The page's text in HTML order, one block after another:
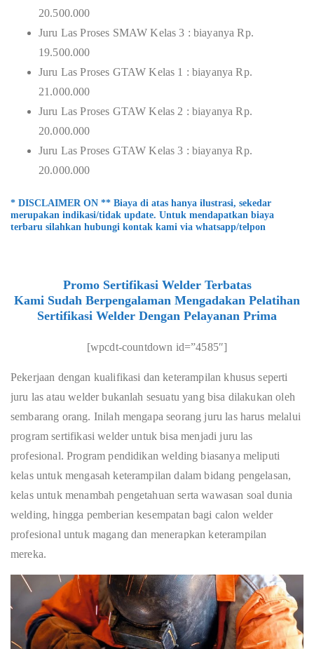
20.500.000
Juru Las Proses SMAW Kelas 3 : biayanya Rp.
19.500.000
Juru Las Proses GTAW Kelas 1 : biayanya Rp.
21.000.000
Juru Las Proses GTAW Kelas 2 : biayanya Rp.
20.000.000
Juru Las Proses GTAW Kelas 3 : biayanya Rp.
20.000.000
* DISCLAIMER ON ** Biaya di atas hanya ilustrasi, sekedar
merupakan indikasi/tidak update. Untuk mendapatkan biaya
terbaru silahkan hubungi kontak kami via whatsapp/telpon
Promo Sertifikasi Welder Terbatas
Kami Sudah Berpengalaman Mengadakan Pelatihan
Sertifikasi Welder Dengan Pelayanan Prima
[wpcdt-countdown id=”4585″]
Pekerjaan dengan kualifikasi dan keterampilan khusus seperti
juru las atau welder bukanlah sesuatu yang bisa dilakukan oleh
sembarang orang. Inilah mengapa seorang juru las harus melalui
program sertifikasi welder untuk bisa menjadi juru las
profesional. Program pendidikan welding biasanya meliputi
kelas untuk mengasah keterampilan dalam bidang pengelasan,
kelas untuk menambah pengetahuan serta wawasan soal dunia
welding, hingga pemberian kesempatan bagi calon welder
profesional untuk magang dan menerapkan keterampilan
mereka.